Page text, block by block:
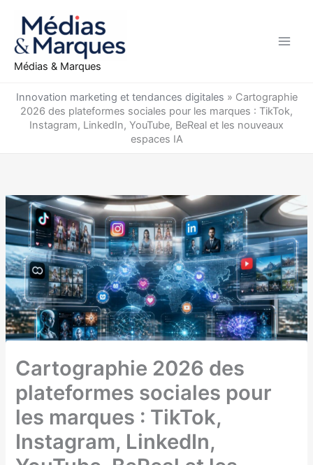
contenu
Médias & Marques
Innovation marketing et tendances digitales » Cartographie
2026 des plateformes sociales pour les marques : TikTok,
Instagram, LinkedIn, YouTube, BeReal et les nouveaux
espaces IA
Cartographie 2026 des
plateformes sociales pour
les marques : TikTok,
Instagram, LinkedIn,